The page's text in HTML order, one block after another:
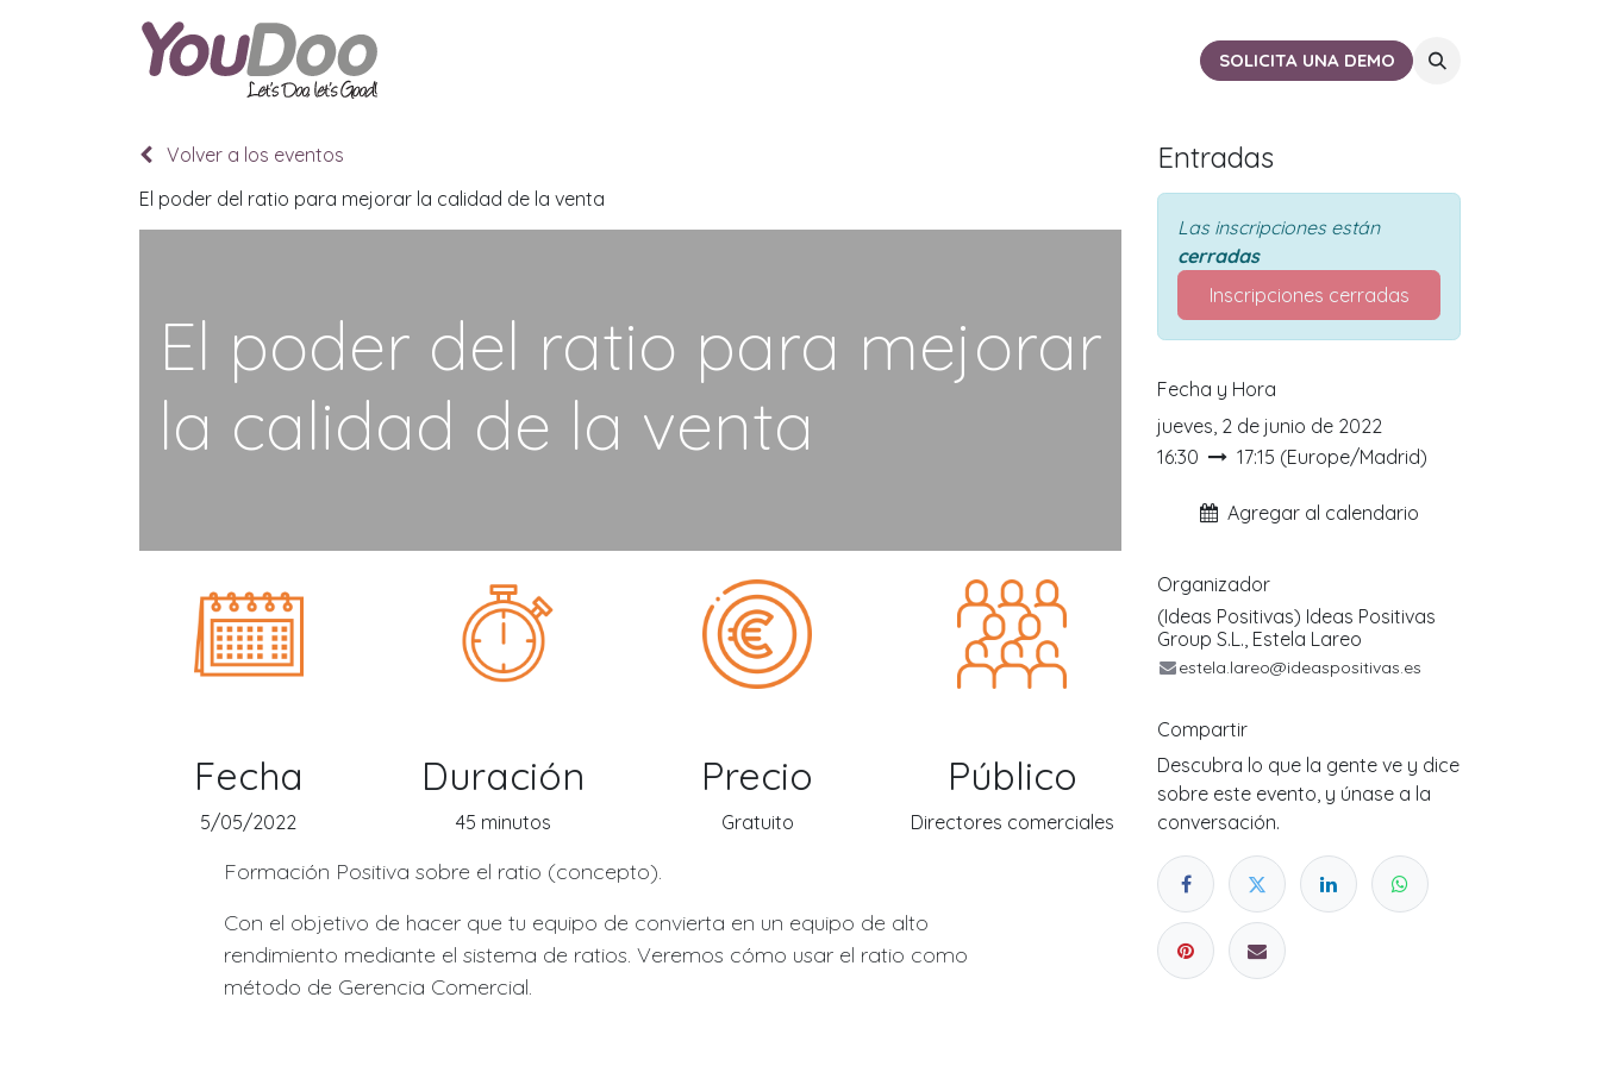
CERCA DE TISOLICITA UNA DEMO
Volver a los eventos
El poder del ratio para mejorar la calidad de la venta
El poder del ratio para mejorar
la calidad de la venta
Fecha
5/05/2022
Duración
45 minutos
Precio
Gratuito
Público
Directores comerciales
Formación Positiva sobre el ratio (concepto).
Con el objetivo de hacer que tu equipo de convierta en un equipo de alto
rendimiento mediante el sistema de ratios. Veremos cómo usar el ratio como
método de Gerencia Comercial.
Entradas
Las inscripciones están
cerradas
Inscripciones cerradas
Fecha y Hora
jueves, 2 de junio de 2022
16:30
17:15 (Europe/Madrid)
Agregar al calendario
Organizador
(Ideas Positivas) Ideas Positivas
Group S.L., Estela Lareo
estela.lareo@ideaspositivas.es
Compartir
Descubra lo que la gente ve y dice
sobre este evento, y únase a la
conversación.